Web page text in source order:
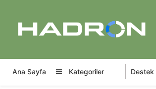
Ana Sayfa Kategoriler Destek